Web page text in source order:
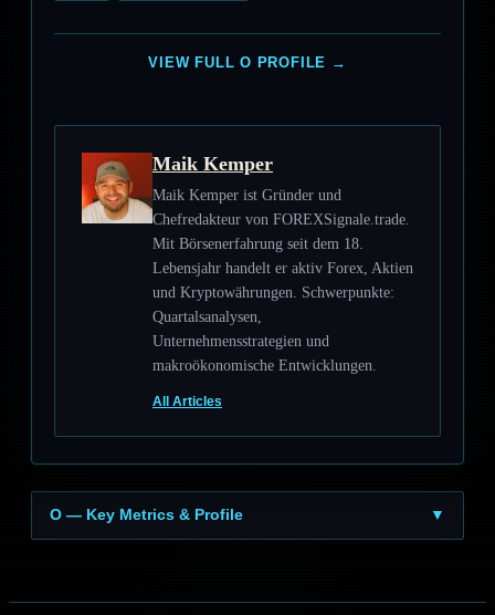
VIEW FULL O PROFILE →
Maik Kemper
Maik Kemper ist Gründer und
Chefredakteur von FOREXSignale.trade.
Mit Börsenerfahrung seit dem 18.
Lebensjahr handelt er aktiv Forex, Aktien
und Kryptowährungen. Schwerpunkte:
Quartalsanalysen,
Unternehmensstrategien und
makroökonomische Entwicklungen.
All Articles
O — Key Metrics & Profile ▼